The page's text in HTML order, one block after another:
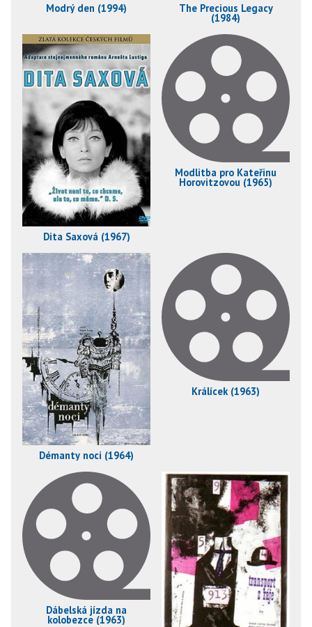
Modrý den (1994) The Precious Legacy
(1984)
Dita Saxová (1967)
Modlitba pro Kateřinu
Horovitzovou (1965)
Démanty noci (1964)
Králícek (1963)
Dábelská jízda na
kolobezce (1963)